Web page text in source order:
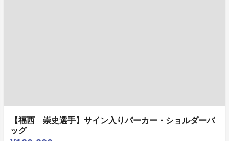
【福西 崇史選手】サイン入りパーカー・ショルダーバ
ッグ